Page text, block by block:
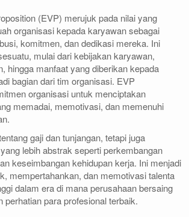
(EVP) merujuk pada nilai yang
organisasi kepada karyawan sebagai
komitmen, dan dedikasi mereka. Ini
mulai dari kebijakan karyawan,
hingga manfaat yang diberikan kepada
bagian dari tim organisasi. EVP
organisasi untuk menciptakan
memadai, memotivasi, dan memenuhi
gaji dan tunjangan, tetapi juga
lebih abstrak seperti perkembangan
keseimbangan kehidupan kerja. Ini menjadi
mempertahankan, dan memotivasi talenta
dalam era di mana perusahaan bersaing
perhatian para profesional terbaik.